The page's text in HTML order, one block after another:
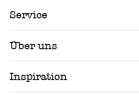
Service
Über uns
Inspiration